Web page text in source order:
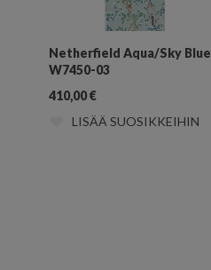
Netherfield Aqua/Sky Blue
W7450-03
410,00€
LISÄÄ SUOSIKKEIHIN